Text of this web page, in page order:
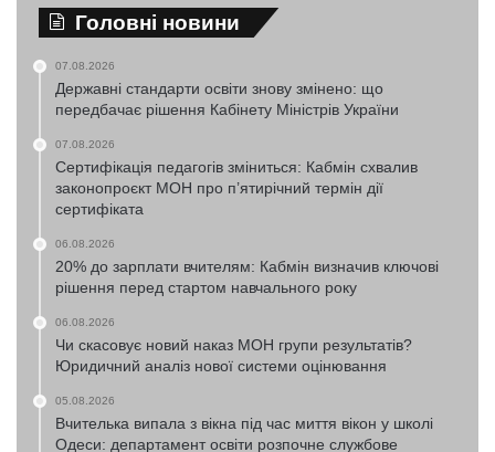
Головні новини
07.08.2026
Державні стандарти освіти знову змінено: що
передбачає рішення Кабінету Міністрів України
07.08.2026
Сертифікація педагогів зміниться: Кабмін схвалив
законопроєкт МОН про п’ятирічний термін дії
сертифіката
06.08.2026
20% до зарплати вчителям: Кабмін визначив ключові
рішення перед стартом навчального року
06.08.2026
Чи скасовує новий наказ МОН групи результатів?
Юридичний аналіз нової системи оцінювання
05.08.2026
Вчителька випала з вікна під час миття вікон у школі
Одеси: департамент освіти розпочне службове